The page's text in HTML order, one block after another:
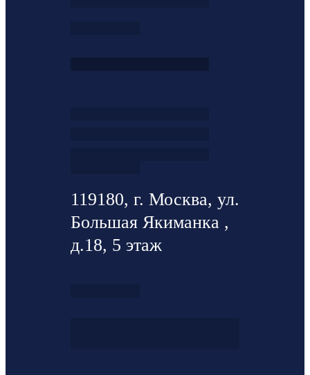
119180, г. Москва, ул.
Большая Якиманка ,
д.18, 5 этаж